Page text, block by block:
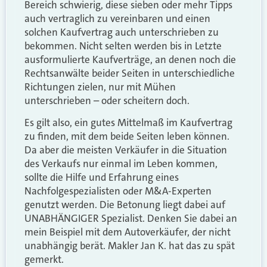
Bereich schwierig, diese sieben oder mehr Tipps
auch vertraglich zu vereinbaren und einen
solchen Kaufvertrag auch unterschrieben zu
bekommen. Nicht selten werden bis in Letzte
ausformulierte Kaufverträge, an denen noch die
Rechtsanwälte beider Seiten in unterschiedliche
Richtungen zielen, nur mit Mühen
unterschrieben – oder scheitern doch.
Es gilt also, ein gutes Mittelmaß im Kaufvertrag
zu finden, mit dem beide Seiten leben können.
Da aber die meisten Verkäufer in die Situation
des Verkaufs nur einmal im Leben kommen,
sollte die Hilfe und Erfahrung eines
Nachfolgespezialisten oder M&A-Experten
genutzt werden. Die Betonung liegt dabei auf
UNABHÄNGIGER Spezialist. Denken Sie dabei an
mein Beispiel mit dem Autoverkäufer, der nicht
unabhängig berät. Makler Jan K. hat das zu spät
gemerkt.